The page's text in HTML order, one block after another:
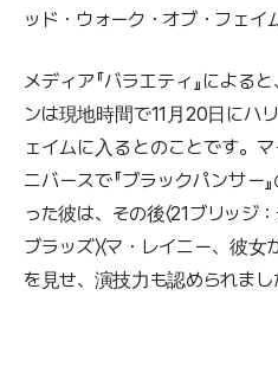
ッド・ウォーク・オブ・フェイ
メディア『バラエティ』による
ンは現地時間で11月20日にハ
ェイムに入るとのことです。
ニバースで『ブラックパンサー
った彼は、その後〈21ブリッジ
ブラッズ〉〈マ・レイニー、彼
を見せ、演技力も認められまし